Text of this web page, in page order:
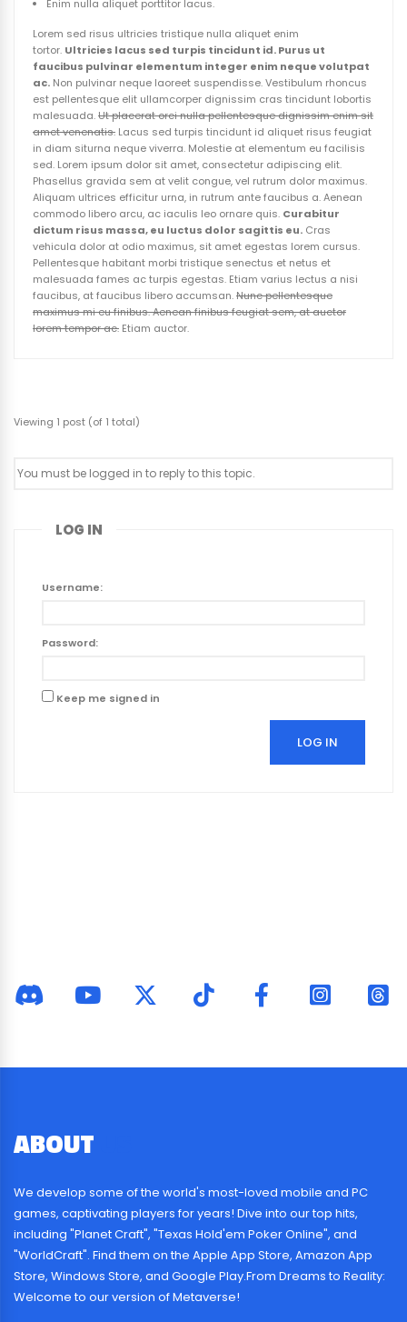
Enim nulla aliquet porttitor lacus.
Lorem sed risus ultricies tristique nulla aliquet enim
tortor. Ultricies lacus sed turpis tincidunt id. Purus ut
faucibus pulvinar elementum integer enim neque volutpat
ac.Non pulvinar neque laoreet suspendisse. Vestibulum rhoncus
est pellentesque elit ullamcorper dignissim cras tincidunt lobortis
malesuada.Ut placerat orci nulla pellentesque dignissim enim sit
amet venenatis.Lacus sed turpis tincidunt id aliquet risus feugiat
in diam siturna neque viverra. Molestie at elementum eu facilisis
sed. Lorem ipsum dolor sit amet, consectetur adipiscing elit.
Phasellus gravida sem at velit congue, vel rutrum dolor maximus.
Aliquam ultrices efficitur urna, in rutrum ante faucibus a. Aenean
commodo libero arcu, ac iaculis leo ornare quis. Curabitur
dictum risus massa, eu luctus dolor sagittis eu.Cras
vehicula dolor at odio maximus, sit amet egestas lorem cursus.
Pellentesque habitant morbi tristique senectus et netus et
malesuada fames ac turpis egestas. Etiam varius lectus a nisi
faucibus, at faucibus libero accumsan.Nunc pellentesque
maximus mi eu finibus. Aenean finibus feugiat sem, at auctor
lorem tempor ac.Etiam auctor.
Viewing 1 post (of 1 total)
You must be logged in to reply to this topic.
LOG IN
Username:
Password:
Keep me signed in
LOG IN
ABOUT
We develop some of the world's most-loved mobile and PC
games, captivating players for years! Dive into our top hits,
including "Planet Craft", "Texas Hold'em Poker Online", and
"WorldCraft". Find them on the Apple App Store, Amazon App
Store, Windows Store, and Google Play.From Dreams to Reality:
Welcome to our version of Metaverse!